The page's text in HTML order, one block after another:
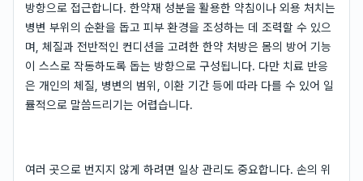
방향으로 접근합니다. 한약재 성분을 활용한 약침이나 외용 처치는
병변 부위의 순환을 돕고 피부 환경을 조성하는 데 조력할 수 있으
며, 체질과 전반적인 컨디션을 고려한 한약 처방은 몸의 방어 기능
이 스스로 작동하도록 돕는 방향으로 구성됩니다. 다만 치료 반응
은 개인의 체질, 병변의 범위, 이환 기간 등에 따라 다를 수 있어 일
률적으로 말씀드리기는 어렵습니다.
여러 곳으로 번지지 않게 하려면 일상 관리도 중요합니다. 손의 위